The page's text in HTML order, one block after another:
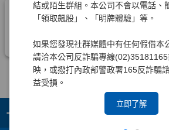
結或陌生群組。本公司不會以電話、
「領取飆股」、「明牌體驗」等。
如果您發現社群媒體中有任何假借本
請洽本公司反詐騙專線(02)35181165
映，或撥打內政部警政署165反詐騙
益受損。
立即了解
+